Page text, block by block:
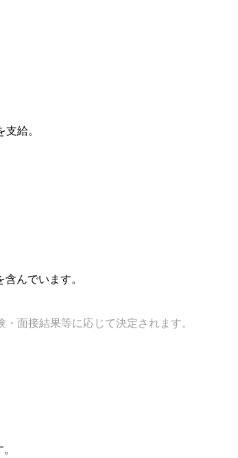
給。
んでいます。
面接結果等に応じて決定されます。